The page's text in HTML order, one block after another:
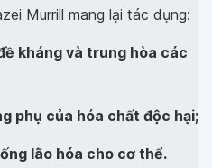
Murrill mang lại tác dụng:
kháng và trung hòa các
phụ của hóa chất độc hại;
lão hóa cho cơ thể.